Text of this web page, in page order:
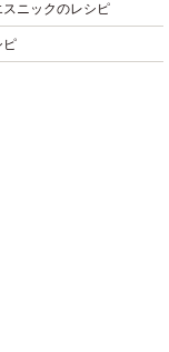
スニックのレシピ
ピ